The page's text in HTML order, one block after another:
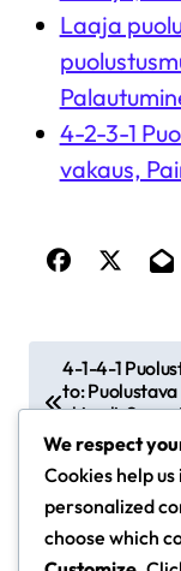
Laaja
4-2-3-1
vakaus,
o
n
a
4-1-4-1
to:
uki peli,
y
We respect
Cookies help
personalized
choose which